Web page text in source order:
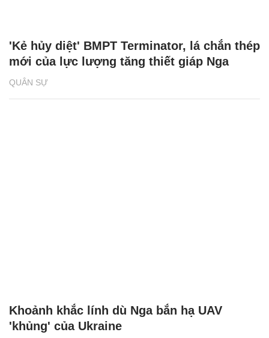
QUÂN SỰ
'Kẻ hủy diệt' BMPT Terminator, lá chắn thép
mới của lực lượng tăng thiết giáp Nga
Khoảnh khắc lính dù Nga bắn hạ UAV
'khủng' của Ukraine